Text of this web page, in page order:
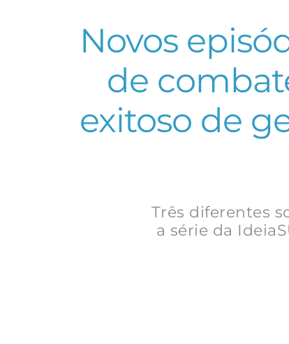
Novos
de
exitoso de
Três diferentes
a série da